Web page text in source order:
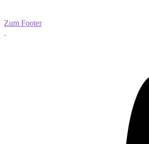
Zum Footer